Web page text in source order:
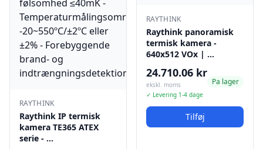
RAYTHINK
Raythink IP termisk
kamera TE365 ATEX
serie - …
RAYTHINK
Raythink panoramisk
termisk kamera -
640x512 VOx | …
24.710.06 kr
ekskl. moms
✓ Levering 1-4 dage
Pa lager
Tilføj